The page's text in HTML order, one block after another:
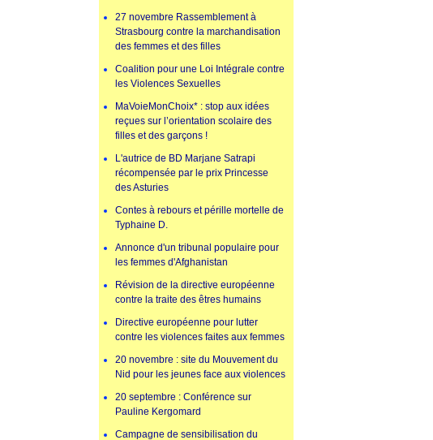
27 novembre Rassemblement à
Strasbourg contre la marchandisation
des femmes et des filles
Coalition pour une Loi Intégrale contre
les Violences Sexuelles
MaVoieMonChoix* : stop aux idées
reçues sur l’orientation scolaire des
filles et des garçons !
L'autrice de BD Marjane Satrapi
récompensée par le prix Princesse
des Asturies
Contes à rebours et pérille mortelle de
Typhaine D.
Annonce d'un tribunal populaire pour
les femmes d'Afghanistan
Révision de la directive européenne
contre la traite des êtres humains
Directive européenne pour lutter
contre les violences faites aux femmes
20 novembre : site du Mouvement du
Nid pour les jeunes face aux violences
20 septembre : Conférence sur
Pauline Kergomard
Campagne de sensibilisation du